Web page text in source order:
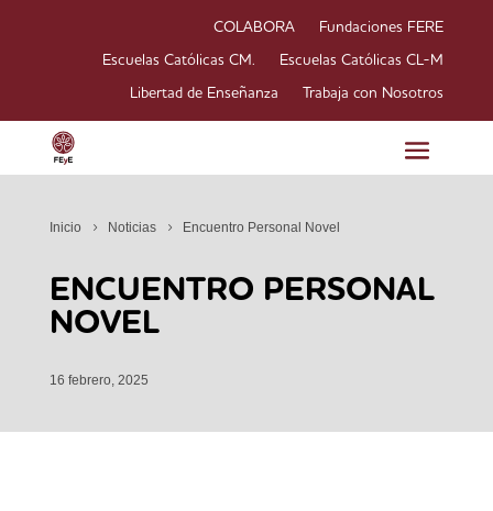
COLABORA Fundaciones FERE
Escuelas Católicas CM. Escuelas Católicas CL-M
Libertad de Enseñanza Trabaja con Nosotros
Inicio Noticias Encuentro Personal Novel
ENCUENTRO PERSONAL
NOVEL
16 febrero, 2025